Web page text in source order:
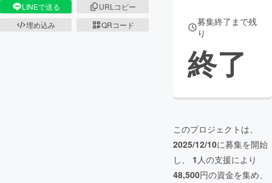
LINEで送る
URLコピー
埋め込み
QRコード
募集終了まで残
り
終了
このプロジェクトは、
2025/12/10に募集を開始
し、 1 人の支援により
48,500円の資金を集め、